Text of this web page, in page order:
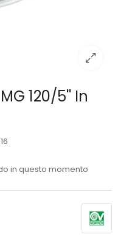
120/5'' In
in questo momento